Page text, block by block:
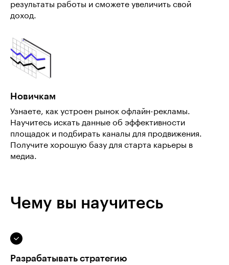
результаты работы и сможете увеличить свой
доход.
Новичкам
Узнаете, как устроен рынок офлайн-рекламы.
Научитесь искать данные об эффективности
площадок и подбирать каналы для продвижения.
Получите хорошую базу для старта карьеры в
медиа.
Чему вы научитесь
Разрабатывать стратегию